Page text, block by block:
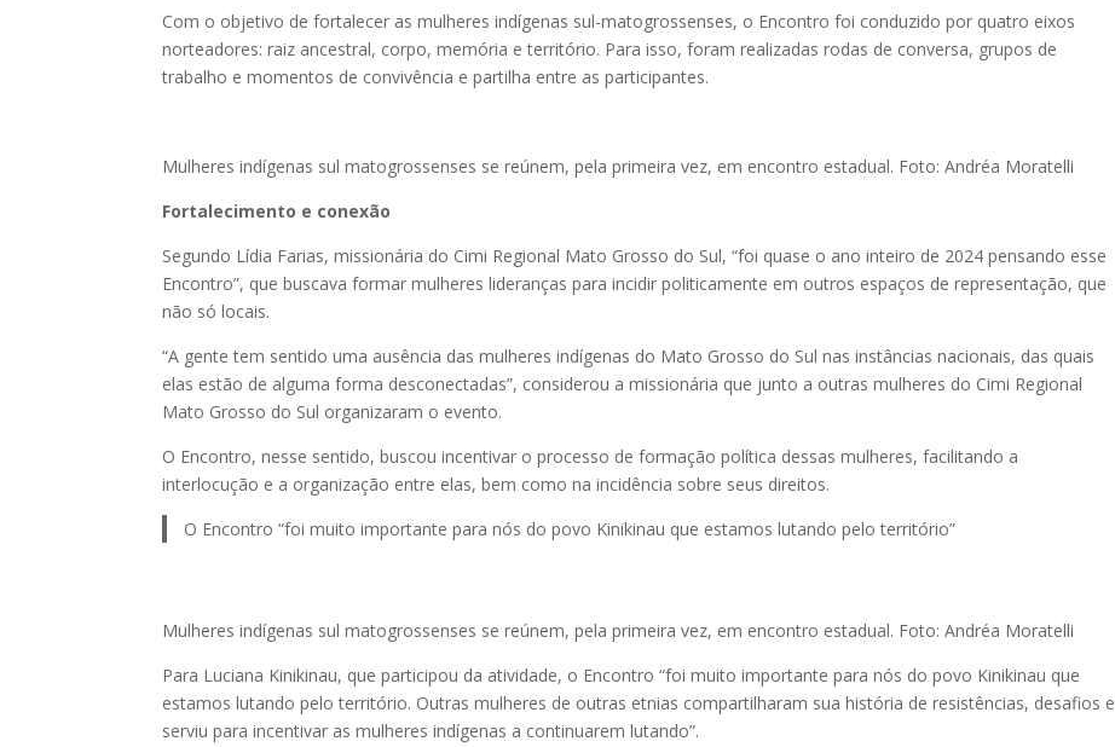
Com o objetivo de fortalecer as mulheres indígenas sul-matogrossenses, o Encontro foi conduzido por quatro eixos
norteadores: raiz ancestral, corpo, memória e território. Para isso, foram realizadas rodas de conversa, grupos de
trabalho e momentos de convivência e partilha entre as participantes.
Mulheres indígenas sul matogrossenses se reúnem, pela primeira vez, em encontro estadual. Foto: Andréa Moratelli
Fortalecimento e conexão
Segundo Lídia Farias, missionária do Cimi Regional Mato Grosso do Sul, “foi quase o ano inteiro de 2024 pensando esse
Encontro”, que buscava formar mulheres lideranças para incidir politicamente em outros espaços de representação, que
não só locais.
“A gente tem sentido uma ausência das mulheres indígenas do Mato Grosso do Sul nas instâncias nacionais, das quais
elas estão de alguma forma desconectadas”, considerou a missionária que junto a outras mulheres do Cimi Regional
Mato Grosso do Sul organizaram o evento.
O Encontro, nesse sentido, buscou incentivar o processo de formação política dessas mulheres, facilitando a
interlocução e a organização entre elas, bem como na incidência sobre seus direitos.
O Encontro “foi muito importante para nós do povo Kinikinau que estamos lutando pelo território”
Mulheres indígenas sul matogrossenses se reúnem, pela primeira vez, em encontro estadual. Foto: Andréa Moratelli
Para Luciana Kinikinau, que participou da atividade, o Encontro “foi muito importante para nós do povo Kinikinau que
estamos lutando pelo território. Outras mulheres de outras etnias compartilharam sua história de resistências, desafios e
serviu para incentivar as mulheres indígenas a continuarem lutando”.